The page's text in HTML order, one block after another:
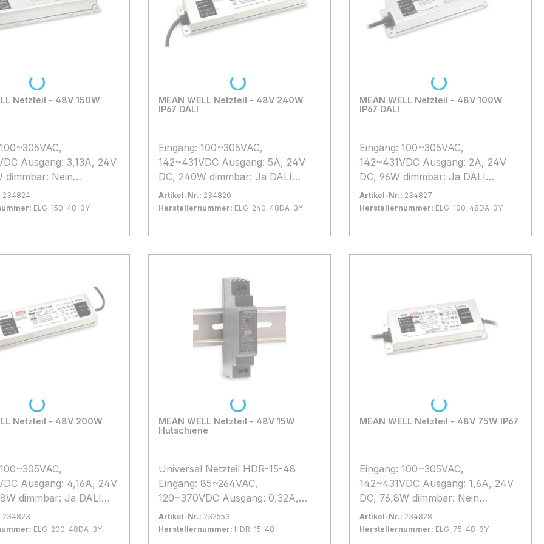
Netzteil - 48V 150W
Ausgang: 3,13A, 24V
dimmbar: Nein
-40°C bis
219*63*35,5mm
Details bitte dem
vorgenommen
234824
ELG-150-48-3Y
Loading...
MEAN WELL Netzteil - 48V 240W
IP67 DALI
Eingang: 100~305VAC,
142~431VDC Ausgang: 5A, 24V
DC, 240W dimmbar: Ja DALI
Betriebstemperatur: -40°C bis
+90°C LxBxH 244*71*37,5mm
technische Details bitte dem
und Anlagen darf grundsätzlich
nur von qualifizierten
Fachpersonal vorgenommen
werden!
Artikel-Nr.: 234820
Herstellernummer: ELG-240-48DA-3Y
In den Warenkorb
Loading...
MEAN WELL Netzteil - 48V 100W
IP67 DALI
Eingang: 100~305VAC,
142~431VDC Ausgang: 2A, 24V
DC, 96W dimmbar: Ja DALI
Betriebstemperatur: -40°C bis
+90°C LxBxH 199*63*35.5mm
technische Details bitte dem
Fachpersonal vorgenommen
werden!
Artikel-Nr.: 234827
Herstellernummer: ELG-100-48DA-3Y
In den Warenkorb
Loading...
Netzteil - 48V 200W
Ausgang: 4,16A, 24V
dimmbar: Ja DALI
-40°C bis
244*71*37,5mm
234823
ELG-200-48DA-3Y
Loading...
MEAN WELL Netzteil - 48V 15W
Hutschiene
Universal Netzteil HDR-15-48
Eingang: 85~264VAC,
120~370VDC Ausgang: 0,32A,
48V DC, 15,4W
Betriebstemperatur: -30°C bis
Artikel-Nr.: 232553
Herstellernummer: HDR-15-48
Loading... MEAN WELL Netzteil - 48V 75W IP67
Eingang: 100~305VAC,
142~431VDC Ausgang: 1,6A, 24V
DC, 76,8W dimmbar: Nein
Betriebstemperatur: -40°C bis
+85°C LxBxH 180*63*35.5mm
Artikel-Nr.: 234828
Herstellernummer: ELG-75-48-3Y
Loading...